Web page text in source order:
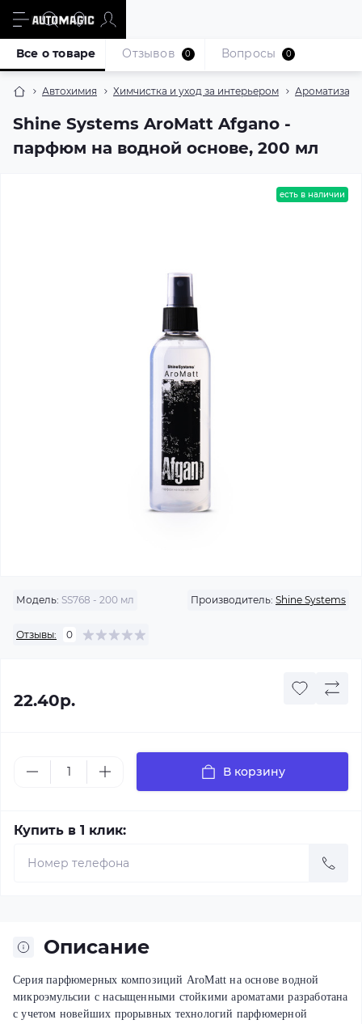
Автохимия Химчистка и уход за интерьером
Shine Systems AroMatt Afgano -
парфюм на водной основе, 200 мл
Все о товаре Отзывов 0 Вопросы 0
есть в наличии
Модель: SS768 - 200 мл Производитель: Shine Systems
Отзывы: 0
22.40р.
В корзину
Купить в 1 клик:
Описание
Серия парфюмерных композиций AroMatt на основе водной
микроэмульсии с насыщенными стойкими ароматами разработана
с учетом новейших прорывных технологий парфюмерной